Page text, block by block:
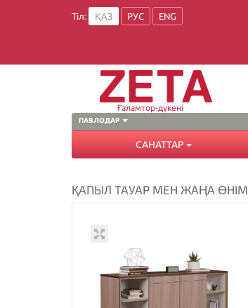
Тіл: ҚАЗ РУС ENG
ПАВЛОДАР
Ғаламтор-дүкені
САНАТТАР
ҚАПЫЛ ТАУАР МЕН ЖАҢА ӨНІМ